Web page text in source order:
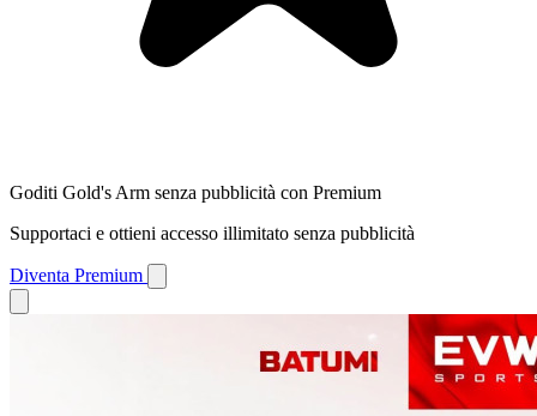
Goditi Gold's Arm senza pubblicità con Premium
Supportaci e ottieni accesso illimitato senza pubblicità
Diventa Premium